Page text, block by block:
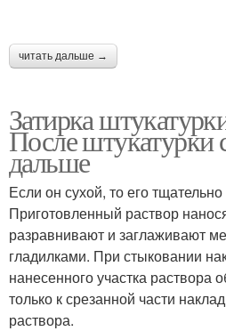
читать дальше →
Затирка
После штукатурки
дальше
Если он сухой, то его
Приготовленный раствор
разравнивают и заглаживают
гладилками. При стыковании
нанесенного участка раствора
только к срезанной части
раствора.